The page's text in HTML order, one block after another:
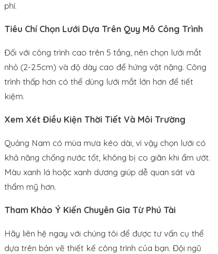
phí.
Tiêu Chí Chọn Lưới Dựa Trên Quy Mô Công Trình
Đối với công trình cao trên 5 tầng, nên chọn lưới mắt
nhỏ (2-2.5cm) và độ dày cao để hứng vật nặng. Công
trình thấp hơn có thể dùng lưới mắt lớn hơn để tiết
kiệm.
Xem Xét Điều Kiện Thời Tiết Và Môi Trường
Quảng Nam có mùa mưa kéo dài, vì vậy chọn lưới có
khả năng chống nước tốt, không bị co giãn khi ẩm ướt.
Màu xanh lá hoặc xanh dương giúp dễ quan sát và
thẩm mỹ hơn.
Tham Khảo Ý Kiến Chuyên Gia Từ Phú Tài
Hãy liên hệ ngay với chúng tôi để được tư vấn cụ thể
dựa trên bản vẽ thiết kế công trình của bạn. Đội ngũ